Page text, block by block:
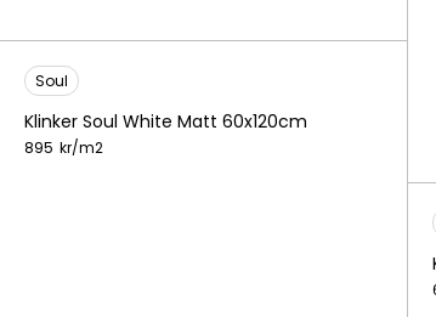
Soul
Klinker Soul White Matt 60x120cm
895 kr/m2